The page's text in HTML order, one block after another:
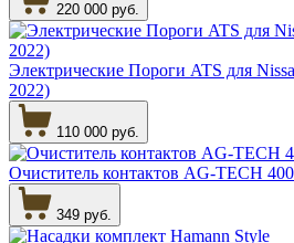
220 000 руб.
Электрические Пороги ATS для
2022)
110 000 руб.
Очиститель контактов AG-TECH
349 руб.